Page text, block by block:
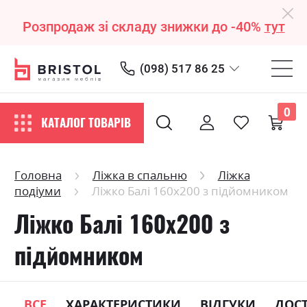
Розпродаж зі складу знижки до -40% тут
(098) 517 86 25
КАТАЛОГ ТОВАРІВ
0
Головна Ліжка в спальню
Ліжка
подіуми
Ліжко Балі 160х200 з підйомником
Ліжко Балі 160х200 з
підйомником